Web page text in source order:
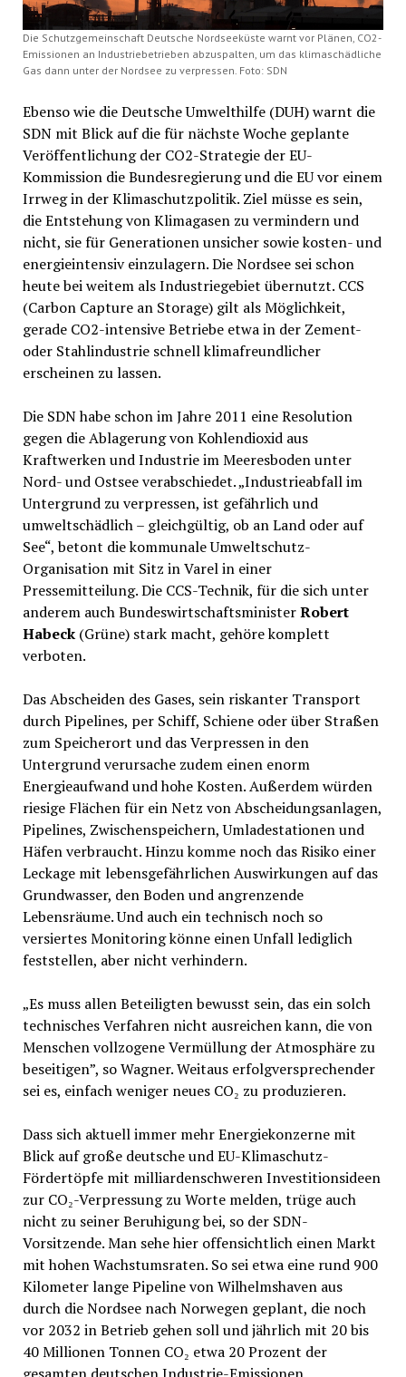
Die Schutzgemeinschaft Deutsche Nordseeküste warnt vor Plänen, CO2-
Emissionen an Industriebetrieben abzuspalten, um das klimaschädliche
Gas dann unter der Nordsee zu verpressen. Foto: SDN
Ebenso wie die Deutsche Umwelthilfe (DUH) warnt die
SDN mit Blick auf die für nächste Woche geplante
Veröffentlichung der CO2-Strategie der EU-
Kommission die Bundesregierung und die EU vor einem
Irrweg in der Klimaschutzpolitik. Ziel müsse es sein,
die Entstehung von Klimagasen zu vermindern und
nicht, sie für Generationen unsicher sowie kosten- und
energieintensiv einzulagern. Die Nordsee sei schon
heute bei weitem als Industriegebiet übernutzt. CCS
(Carbon Capture an Storage) gilt als Möglichkeit,
gerade CO2-intensive Betriebe etwa in der Zement-
oder Stahlindustrie schnell klimafreundlicher
erscheinen zu lassen.
Die SDN habe schon im Jahre 2011 eine Resolution
gegen die Ablagerung von Kohlendioxid aus
Kraftwerken und Industrie im Meeresboden unter
Nord- und Ostsee verabschiedet. „Industrieabfall im
Untergrund zu verpressen, ist gefährlich und
umweltschädlich – gleichgültig, ob an Land oder auf
See“, betont die kommunale Umweltschutz-
Organisation mit Sitz in Varel in einer
Pressemitteilung. Die CCS-Technik, für die sich unter
anderem auch BundeswirtschaftsministerRobert
Habeck (Grüne) stark macht, gehöre komplett
verboten.
Das Abscheiden des Gases, sein riskanter Transport
durch Pipelines, per Schiff, Schiene oder über Straßen
zum Speicherort und das Verpressen in den
Untergrund verursache zudem einen enorm
Energieaufwand und hohe Kosten. Außerdem würden
riesige Flächen für ein Netz von Abscheidungsanlagen,
Pipelines, Zwischenspeichern, Umladestationen und
Häfen verbraucht. Hinzu komme noch das Risiko einer
Leckage mit lebensgefährlichen Auswirkungen auf das
Grundwasser, den Boden und angrenzende
Lebensräume. Und auch ein technisch noch so
versiertes Monitoring könne einen Unfall lediglich
feststellen, aber nicht verhindern.
„Es muss allen Beteiligten bewusst sein, das ein solch
technisches Verfahren nicht ausreichen kann, die von
Menschen vollzogene Vermüllung der Atmosphäre zu
beseitigen”, so Wagner. Weitaus erfolgversprechender
sei es, einfach weniger neues CO₂ zu produzieren.
Dass sich aktuell immer mehr Energiekonzerne mit
Blick auf große deutsche und EU-Klimaschutz-
Fördertöpfe mit milliardenschweren Investitionsideen
zur CO₂-Verpressung zu Worte melden, trüge auch
nicht zu seiner Beruhigung bei, so der SDN-
Vorsitzende. Man sehe hier offensichtlich einen Markt
mit hohen Wachstumsraten. So sei etwa eine rund 900
Kilometer lange Pipeline von Wilhelmshaven aus
durch die Nordsee nach Norwegen geplant, die noch
vor 2032 in Betrieb gehen soll und jährlich mit 20 bis
40 Millionen Tonnen CO₂ etwa 20 Prozent der